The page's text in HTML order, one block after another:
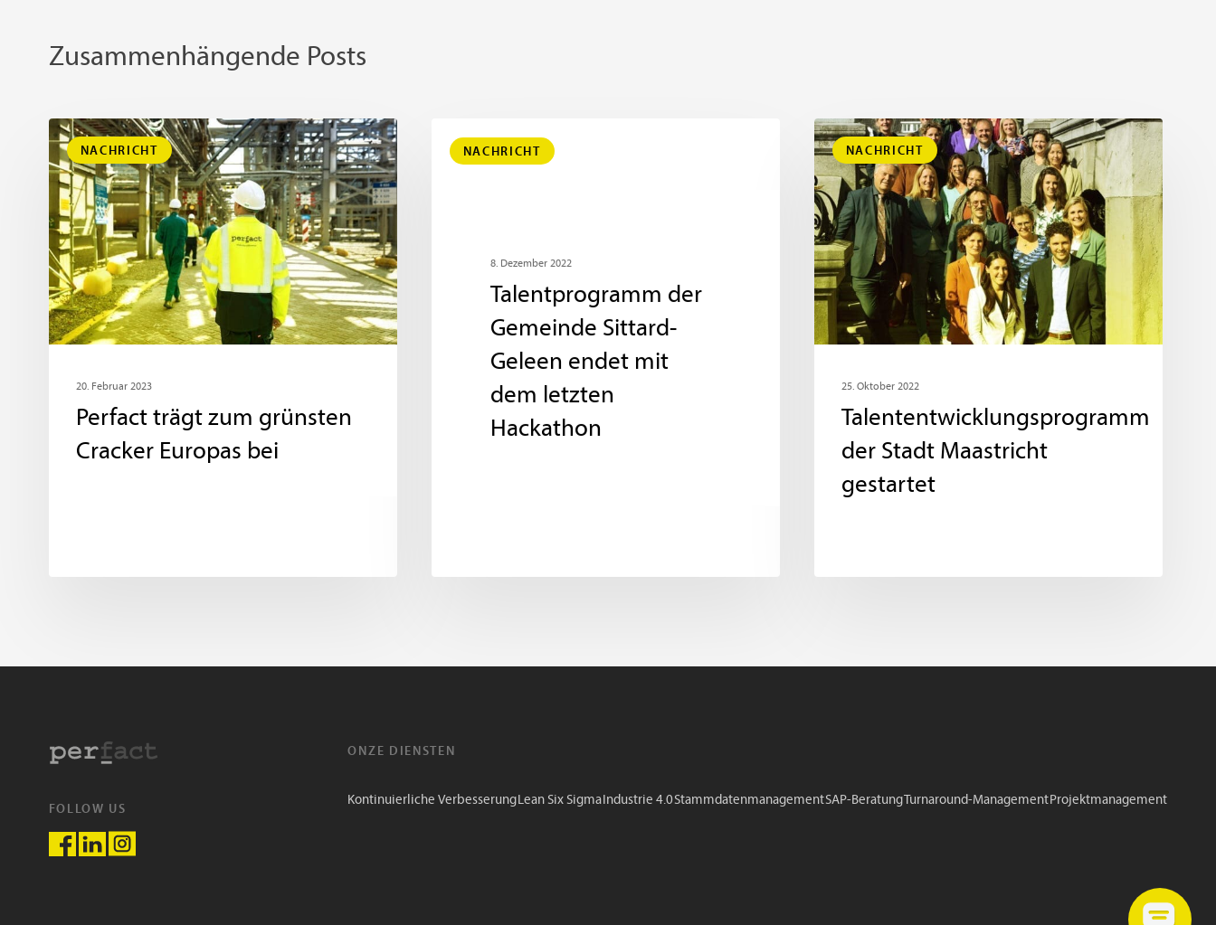
Zusammenhängende Posts
NACHRICHT
20. Februar 2023
Perfact trägt zum grünsten
Cracker Europas bei
NACHRICHT
8. Dezember 2022
Talentprogramm der
Gemeinde Sittard-
Geleen endet mit
dem letzten
Hackathon
NACHRICHT
25. Oktober 2022
Talententwicklungsprogramm
der Stadt Maastricht
gestartet
FOLLOW US
ONZE DIENSTEN
Kontinuierliche VerbesserungLean Six SigmaIndustrie 4.0StammdatenmanagementSAP-Beratung Turnaround-ManagementProjektmanagement